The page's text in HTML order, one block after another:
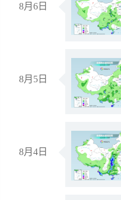
8月6日
8月5日
8月4日